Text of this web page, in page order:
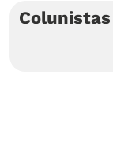
Colunistas